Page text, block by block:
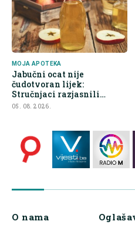
MOJA APOTEKA
Jabučni ocat nije
čudotvoran lijek:
Stručnjaci razjasnili
najveće zablude
05. 08. 2026.
O nama